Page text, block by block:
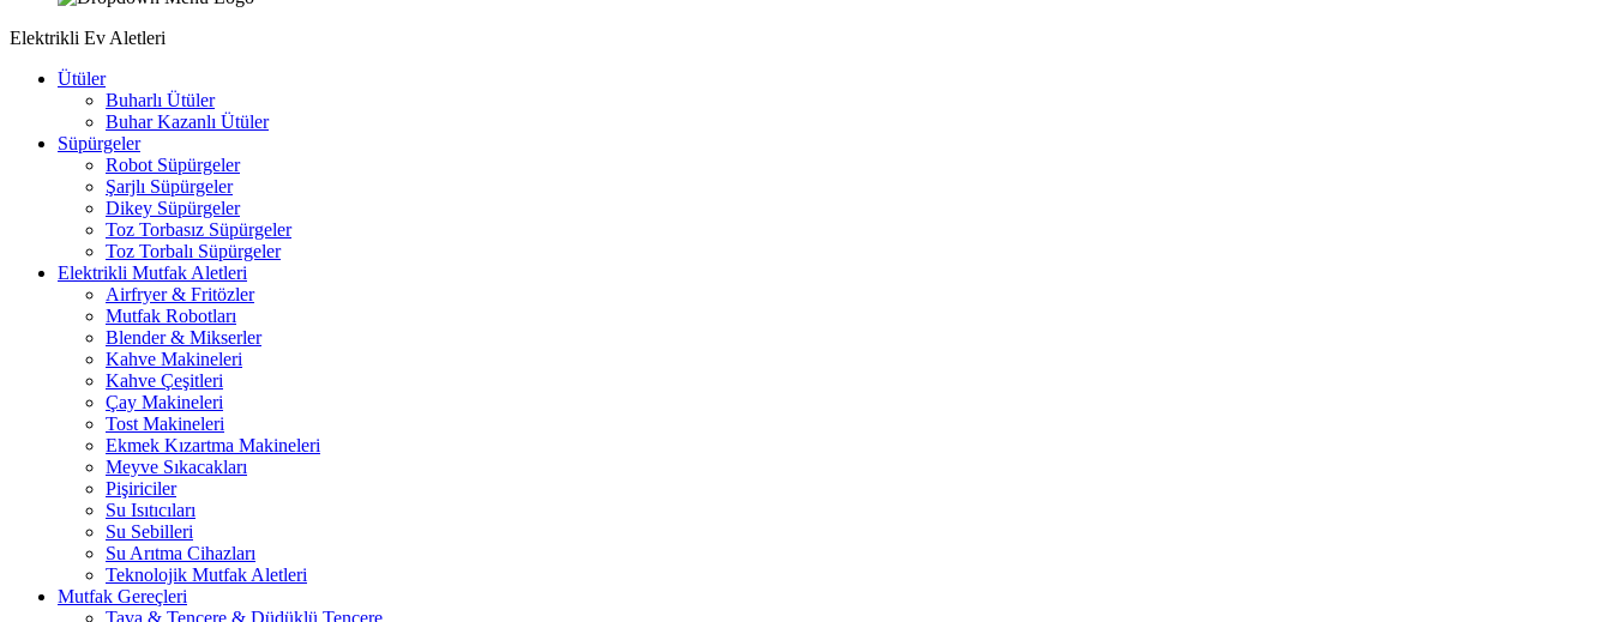
Elektrikli Ev Aletleri
Ütüler
Buharlı Ütüler
Buhar Kazanlı Ütüler
Süpürgeler
Robot Süpürgeler
Şarjlı Süpürgeler
Dikey Süpürgeler
Toz Torbasız Süpürgeler
Toz Torbalı Süpürgeler
Elektrikli Mutfak Aletleri
Airfryer & Fritözler
Mutfak Robotları
Blender & Mikserler
Kahve Makineleri
Kahve Çeşitleri
Çay Makineleri
Tost Makineleri
Ekmek Kızartma Makineleri
Meyve Sıkacakları
Pişiriciler
Su Isıtıcıları
Su Sebilleri
Su Arıtma Cihazları
Teknolojik Mutfak Aletleri
Mutfak Gereçleri
Tava & Tencere & Düdüklü Tencere